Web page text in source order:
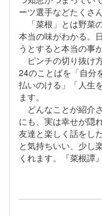
ーツ選手などたくさ
「菜根」とは野菜
本当の味がわかる。
うとすると本当の事
ピンチの切り抜け
24のことばを「自分
払いのける」「人生
ます。
どんなことが紹介
にも、実は幸せが隠
友達と楽しく話をし
と気持ちいい、少し
くれます。『菜根譚